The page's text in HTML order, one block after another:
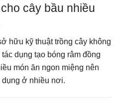
cây bầu nhiều
hữu kỹ thuật trồng cây không
dụng tạo bóng râm đồng
món ăn ngon miệng nên
ở nhiều nơi.